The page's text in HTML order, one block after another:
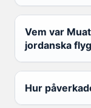
Vem var
jordanska
Hur